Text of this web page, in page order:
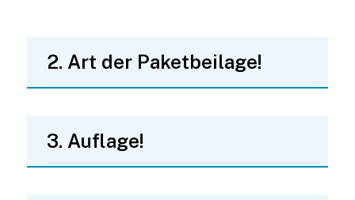
2. Art der Paketbeilage!
3. Auflage!